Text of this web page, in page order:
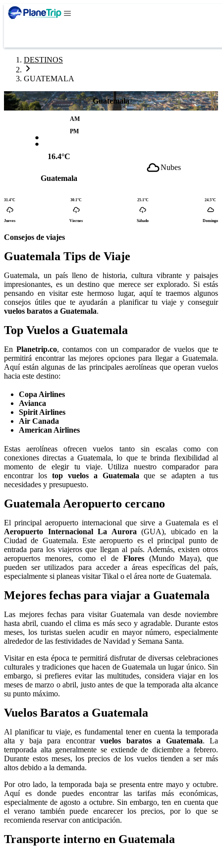
DESTINOS
GUATEMALA
Guatemala
:
AM
PM
16.4°C
Guatemala
Nubes
31.4°C
Jueves
30.1°C
Viernes
25.1°C
Sábado
24.5°C
Domingo
Consejos de viajes
Guatemala Tips de Viaje
Guatemala, un país lleno de historia, cultura vibrante y paisajes
impresionantes, es un destino que merece ser explorado. Si estás
pensando en visitar este hermoso lugar, aquí te traemos algunos
consejos útiles que te ayudarán a planificar tu viaje y conseguir
vuelos baratos a Guatemala.
Top Vuelos a Guatemala
EnPlanetrip.co, contamos con un comparador de vuelos que te
permitirá encontrar las mejores opciones para llegar a Guatemala.
Aquí están algunas de las principales aerolíneas que operan vuelos
hacia este destino:
Copa Airlines
Avianca
Spirit Airlines
Air Canada
American Airlines
Estas aerolíneas ofrecen vuelos tanto sin escalas como con
conexiones directas a Guatemala, lo que te brinda flexibilidad al
momento de elegir tu viaje. Utiliza nuestro comparador para
encontrar los top vuelos a Guatemala que se adapten a tus
necesidades y presupuesto.
Guatemala Aeropuerto cercano
El principal aeropuerto internacional que sirve a Guatemala es el
Aeropuerto Internacional La Aurora (GUA), ubicado en la
Ciudad de Guatemala. Este aeropuerto es el principal punto de
entrada para los viajeros que llegan al país. Además, existen otros
aeropuertos menores, como el de Flores (Mundo Maya), que
pueden ser utilizados para acceder a áreas específicas del país,
especialmente si planeas visitar Tikal o el área norte de Guatemala.
Mejores fechas para viajar a Guatemala
Las mejores fechas para visitar Guatemala van desde noviembre
hasta abril, cuando el clima es más seco y agradable. Durante estos
meses, los turistas suelen acudir en mayor número, especialmente
alrededor de las festividades de Navidad y Semana Santa.
Visitar en esta época te permitirá disfrutar de diversas celebraciones
culturales y tradiciones que hacen de Guatemala un lugar único. Sin
embargo, si prefieres evitar las multitudes, considera viajar en los
meses de marzo o abril, justo antes de que la temporada alta alcance
su punto máximo.
Vuelos Baratos a Guatemala
Al planificar tu viaje, es fundamental tener en cuenta la temporada
alta y baja para encontrarvuelos baratos a Guatemala. La
temporada alta generalmente se extiende de diciembre a febrero.
Durante estos meses, los precios de los vuelos tienden a ser más
altos debido a la demanda.
Por otro lado, la temporada baja se presenta entre mayo y octubre.
Aquí es donde puedes encontrar las tarifas más económicas,
especialmente de agosto a octubre. Sin embargo, ten en cuenta que
el verano también puede encarecer los precios, por lo que se
recomienda reservar con anticipación.
Transporte interno en Guatemala